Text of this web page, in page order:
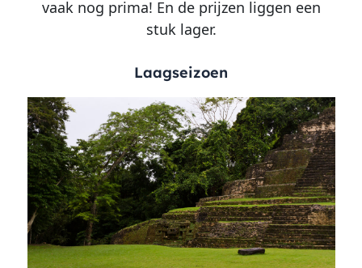
vaak nog prima! En de prijzen liggen een
stuk lager.
Laagseizoen